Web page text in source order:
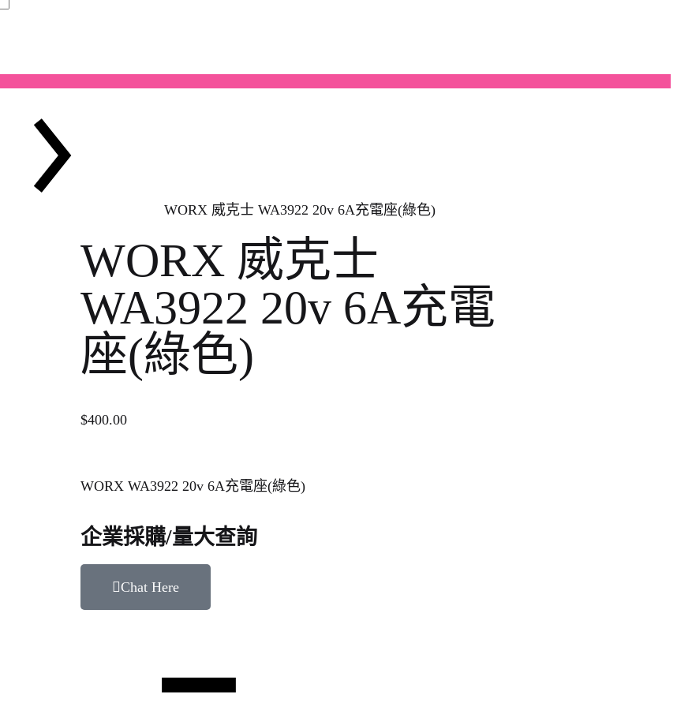
WORX 威克士 WA3922 20v 6A充電座(綠色)
WORX 威克士
WA3922 20v 6A充電
座(綠色)
$400.00
WORX WA3922 20v 6A充電座(綠色)
企業採購/量大查詢
Chat Here